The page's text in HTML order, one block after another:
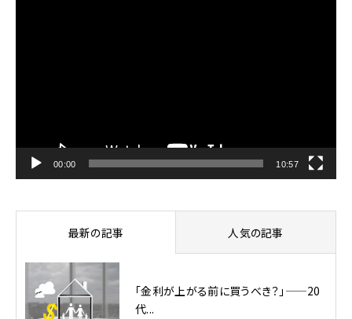
00:00 10:57
最新の記事 人気の記事
「金利が上がる前に買うべき？」——20
代...